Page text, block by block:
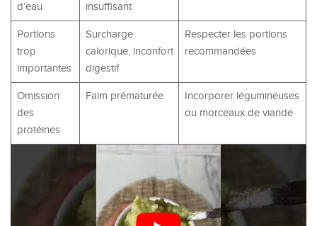
d’eau
insuffisant
Portions
trop
importantes
Surcharge
calorique, inconfort
digestif
Respecter les portions
recommandées
Omission
des
protéines
Faim prématurée
Incorporer légumineuses
ou morceaux de viande